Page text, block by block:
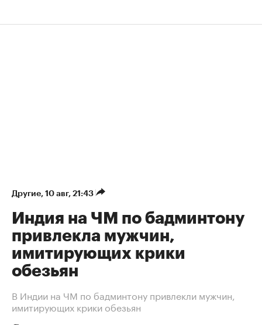
Другие⁠, 10 авг, 21:43
Индия на ЧМ по бадминтону
привлекла мужчин,
имитирующих крики
обезьян
В Индии на ЧМ по бадминтону привлекли мужчин,
имитирующих крики обезьян